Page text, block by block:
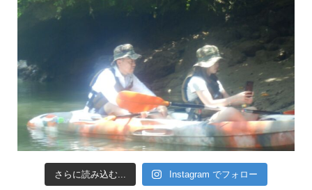
さらに読み込む... Instagram でフォロー